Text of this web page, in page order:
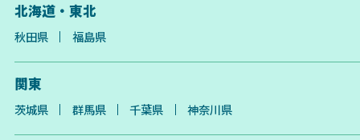
北海道・東北
秋田県 福島県
関東
茨城県 群馬県 千葉県 神奈川県